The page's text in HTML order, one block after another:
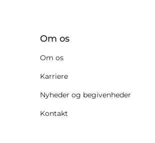
Om os
Om os
Karriere
Nyheder og begivenheder
Kontakt